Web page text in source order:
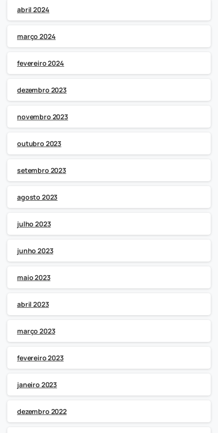
abril 2024
março 2024
fevereiro 2024
dezembro 2023
novembro 2023
outubro 2023
setembro 2023
agosto 2023
julho 2023
junho 2023
maio 2023
abril 2023
março 2023
fevereiro 2023
janeiro 2023
dezembro 2022